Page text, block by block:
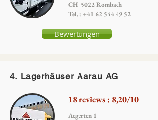
CH 5022 Rombach
Tel. : +41 62 544 49 52
Bewertungen
4. Lagerhäuser Aarau AG
18 reviews : 8,20/10
Aegerten 1